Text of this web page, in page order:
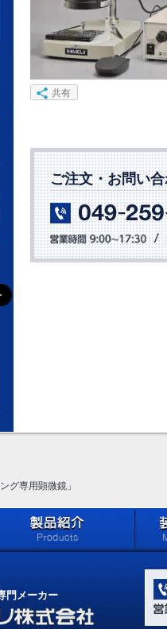
共有
ご注文・お問い
グ専用顕微鏡」
学系
Light
門メーカー